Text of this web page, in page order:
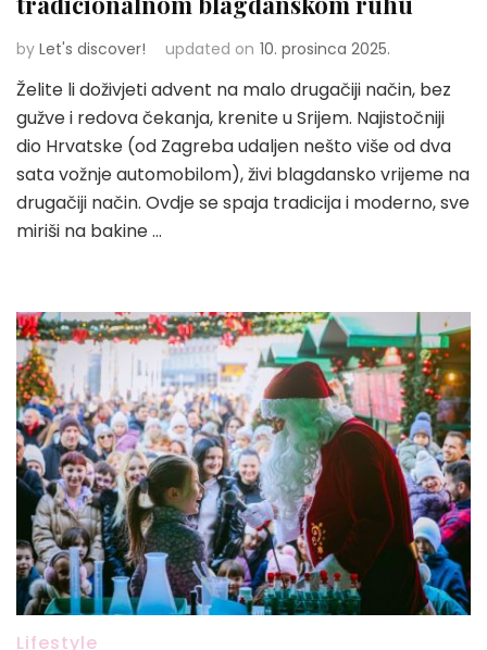
by Let's discover! updated on 10. prosinca 2025.
Želite li doživjeti advent na malo drugačiji način, bez
gužve i redova čekanja, krenite u Srijem. Najistočniji
dio Hrvatske (od Zagreba udaljen nešto više od dva
sata vožnje automobilom), živi blagdansko vrijeme na
drugačiji način. Ovdje se spaja tradicija i moderno, sve
miriši na bakine …
Lifestyle